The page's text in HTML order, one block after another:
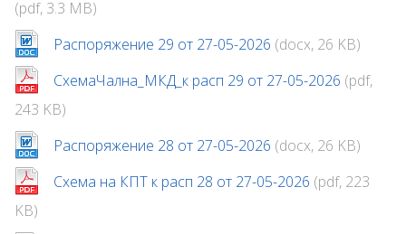
(pdf, 3.3 MB)
Распоряжение 29 от 27-05-2026 (docx, 26 KB)
СхемаЧална_МКД_к расп 29 от 27-05-2026 (pdf,
243 KB)
Распоряжение 28 от 27-05-2026 (docx, 26 KB)
Схема на КПТ к расп 28 от 27-05-2026 (pdf, 223
KB)